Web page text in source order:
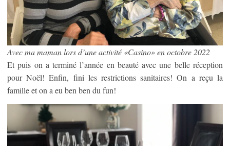
Avec ma maman lors d’une activité «Casino»en octobre 2022
Et puis on a terminé l’année en beauté avec une belle réception
pour Noël! Enfin, fini les restrictions sanitaires! On a reçu la
famille et on a eu ben ben du fun!